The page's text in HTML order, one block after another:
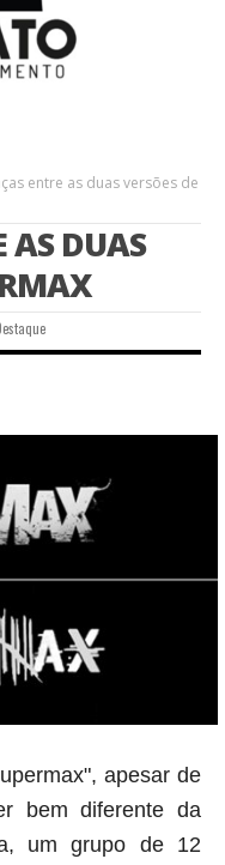
entre as duas versões de
AS DUAS
apesar de
bem diferente da
um grupo de 12